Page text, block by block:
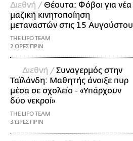
Διεθνή /Θέουτα: Φόβοι για νέα
μαζική κινητοποίηση
μεταναστών στις 15 Αυγούστου
THE LIFO TEAM
2 ΩΡΕΣ ΠΡΙΝ
Διεθνή /Συναγερμός στην
Ταϊλάνδη: Μαθητής άνοιξε πυρ
μέσα σε σχολείο - «Υπάρχουν
δύο νεκροί»
THE LIFO TEAM
3 ΩΡΕΣ ΠΡΙΝ